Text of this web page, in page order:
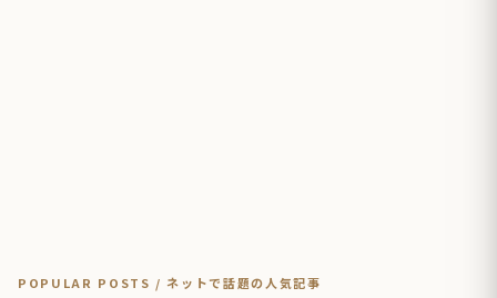
POPULAR POSTS / ネットで話題の人気記事